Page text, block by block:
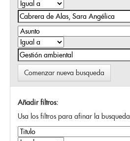
Comenzar nueva busqueda
Añadir filtros:
Usa los filtros para afinar la busqueda.